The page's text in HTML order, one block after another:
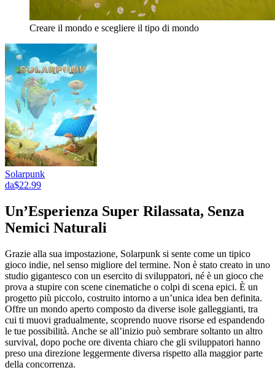
Creare il mondo e scegliere il tipo di mondo
Solarpunk
da$22.99
Un’Esperienza Super Rilassata, Senza
Nemici Naturali
Grazie alla sua impostazione, Solarpunk si sente come un tipico
gioco indie, nel senso migliore del termine. Non è stato creato in uno
studio gigantesco con un esercito di sviluppatori, né è un gioco che
prova a stupire con scene cinematiche o colpi di scena epici. È un
progetto più piccolo, costruito intorno a un’unica idea ben definita.
Offre un mondo aperto composto da diverse isole galleggianti, tra
cui ti muovi gradualmente, scoprendo nuove risorse ed espandendo
le tue possibilità. Anche se all’inizio può sembrare soltanto un altro
survival, dopo poche ore diventa chiaro che gli sviluppatori hanno
preso una direzione leggermente diversa rispetto alla maggior parte
della concorrenza.